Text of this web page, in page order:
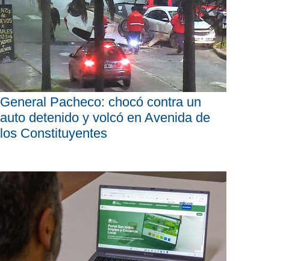
General Pacheco: chocó contra un
auto detenido y volcó en Avenida de
los Constituyentes